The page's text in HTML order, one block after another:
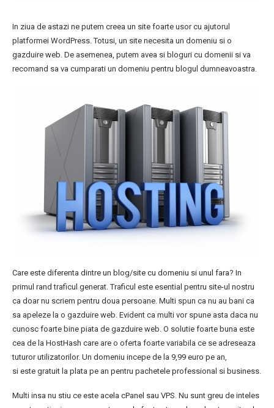
In ziua de astazi ne putem creea un site foarte usor cu ajutorul
platformei WordPress. Totusi, un site necesita un domeniu si o
gazduire web. De asemenea, putem avea si bloguri cu domenii si va
recomand sa va cumparati un domeniu pentru blogul dumneavoastra.
Care este diferenta dintre un blog/site cu domeniu si unul fara? In
primul rand traficul generat. Traficul este esential pentru site-ul nostru
ca doar nu scriem pentru doua persoane. Multi spun ca nu au bani ca
sa apeleze la o gazduire web. Evident ca multi vor spune asta daca nu
cunosc foarte bine piata de gazduire web. O solutie foarte buna este
cea de la HostHash care are o oferta foarte variabila ce se adreseaza
tuturor utilizatorilor. Un domeniu incepe de la 9,99 euro pe an,
si este gratuit la plata pe an pentru pachetele professional si business.
Multi insa nu stiu ce este acela cPanel sau VPS. Nu sunt greu de inteles